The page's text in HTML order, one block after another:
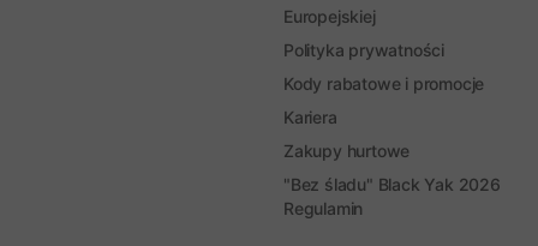
Europejskiej
Polityka prywatności
Kody rabatowe i promocje
Kariera
Zakupy hurtowe
"Bez śladu" Black Yak 2026
Regulamin